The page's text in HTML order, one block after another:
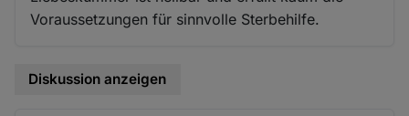
Voraussetzungen für sinnvolle Sterbehilfe.
Diskussion anzeigen